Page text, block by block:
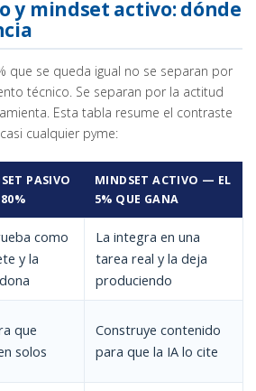
y mindset activo: dónde
que se queda igual no se separan por
técnico. Se separan por la actitud
Esta tabla resume el contraste
cualquier pyme:
PASIVO
MINDSET ACTIVO — EL
5% QUE GANA
como
y la
La integra en una
tarea real y la deja
produciendo
que
solos
Construye contenido
para que la IA lo cite